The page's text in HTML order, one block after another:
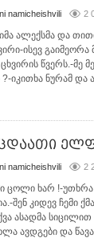
namicheishvili 2
ალექსმა და
ისევ
წვერს.-მე
იკითხა ნურამ და
namicheishvili 2
ცოლი ხარ !-უთხრა
შენ კიდევ ჩემი
ასადმა სიცილით
ავდგები და